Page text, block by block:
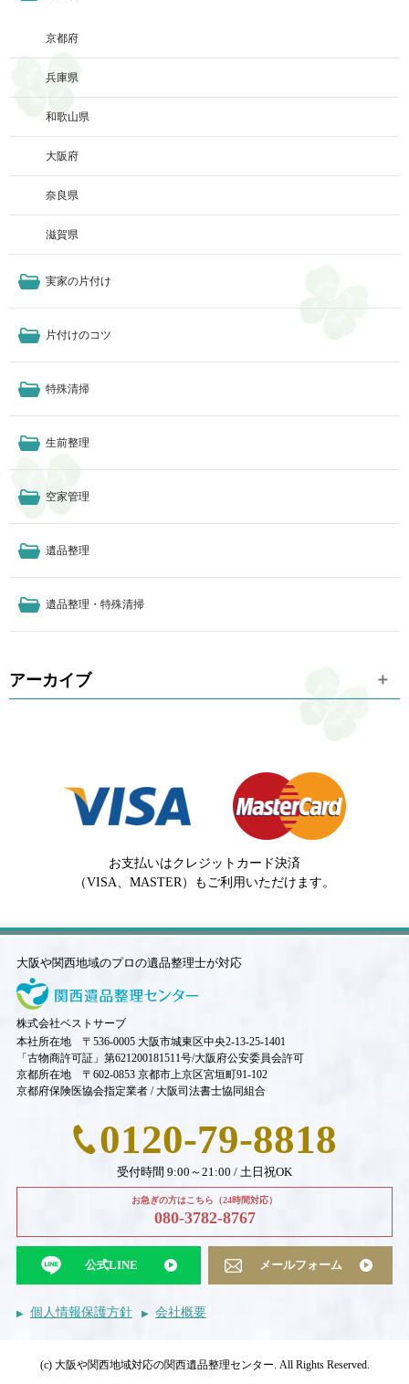
京都府
兵庫県
和歌山県
大阪府
奈良県
滋賀県
実家の片付け
片付けのコツ
特殊清掃
生前整理
空家管理
遺品整理
遺品整理・特殊清掃
アーカイブ
お支払いはクレジットカード決済
（VISA、MASTER）もご利用いただけます。
大阪や関西地域のプロの遺品整理士が対応
株式会社ベストサーブ
本社所在地 〒536-0005 大阪市城東区中央2-13-25-1401
「古物商許可証」第621200181511号/大阪府公安委員会許可
京都所在地 〒602-0853 京都市上京区宮垣町91-102
京都府保険医協会指定業者 / 大阪司法書士協同組合
0120-79-8818
受付時間 9:00～21:00 / 土日祝OK
お急ぎの方はこちら（24時間対応）
080-3782-8767
公式LINE メールフォーム
個人情報保護方針 会社概要
(c) 大阪や関西地域対応の関西遺品整理センター. All Rights Reserved.